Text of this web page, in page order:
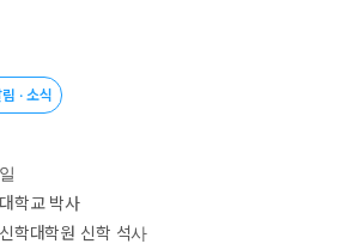
· 소식
학교 박사
학대학원 신학 석사